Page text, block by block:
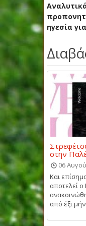
ηγεσία
στην
06
Και
αποτελεί
από έξι